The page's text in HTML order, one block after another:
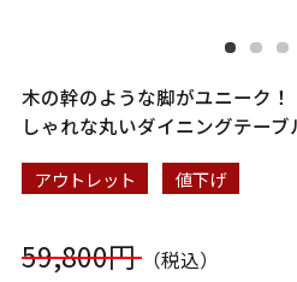
木の幹のような脚がユニーク
しゃれな丸いダイニングテーブ
アウトレット 値下げ
59,800円（税込）